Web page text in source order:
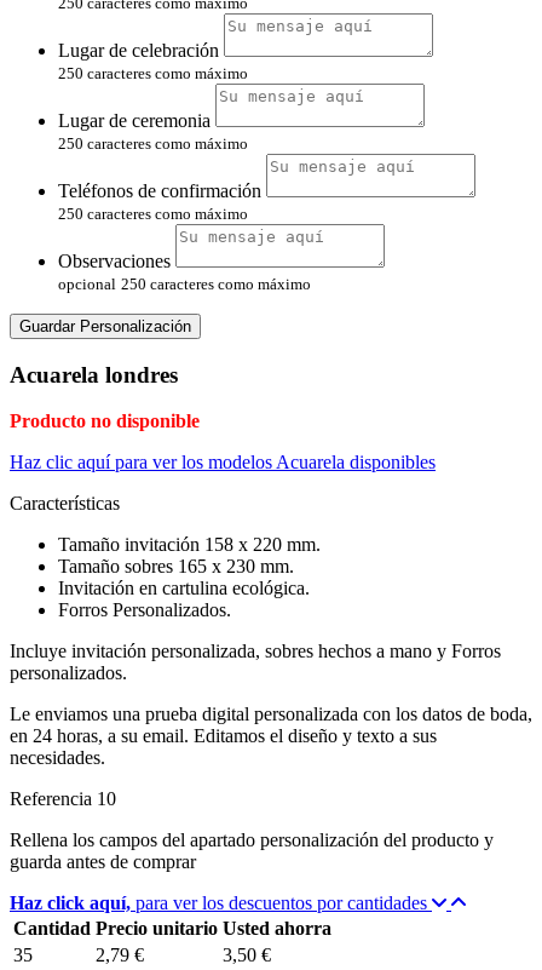
Lugar de celebración
250 caracteres como máximo
Lugar de ceremonia
250 caracteres como máximo
Teléfonos de confirmación
250 caracteres como máximo
Observaciones
opcional 250 caracteres como máximo
Guardar Personalización
Acuarela londres
Producto no disponible
Haz clic aquí para ver los modelos Acuarela disponibles
Características
Tamaño invitación 158 x 220 mm.
Tamaño sobres 165 x 230 mm.
Invitación en cartulina ecológica.
Forros Personalizados.
Incluye invitación personalizada, sobres hechos a mano y Forros
personalizados.
Le enviamos una prueba digital personalizada con los datos de boda,
en 24 horas, a su email. Editamos el diseño y texto a sus
necesidades.
Referencia 10
Rellena los campos del apartado personalización del producto y
guarda antes de comprar
Haz click aquí, para ver los descuentos por cantidades
Cantidad Precio unitario Usted ahorra
35
2,79 €
3,50 €